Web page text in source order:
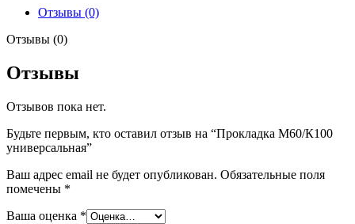
Отзывы (0)
Отзывы (0)
Отзывы
Отзывов пока нет.
Будьте первым, кто оставил отзыв на “Прокладка М60/К100
универсальная”
Ваш адрес email не будет опубликован. Обязательные поля
помечены *
Ваша оценка *